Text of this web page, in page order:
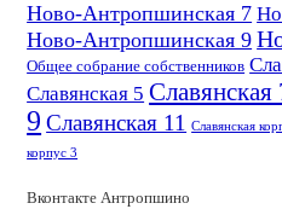
Ново-Антропшинская 7
Ново-Антропшинская 9
Общее собрание собственников
Славянская 5 Славянская
9 Славянская 11 Славянская
корпус 3
Вконтакте Антропшино